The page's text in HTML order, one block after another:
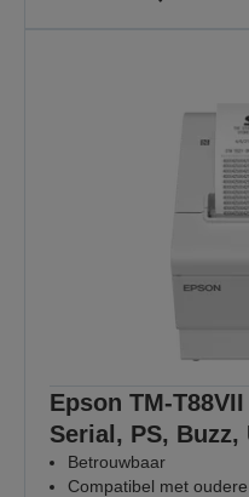
Epson TM-
Serial, PS, Buzz,
Betrouwbaar
Compatibel met